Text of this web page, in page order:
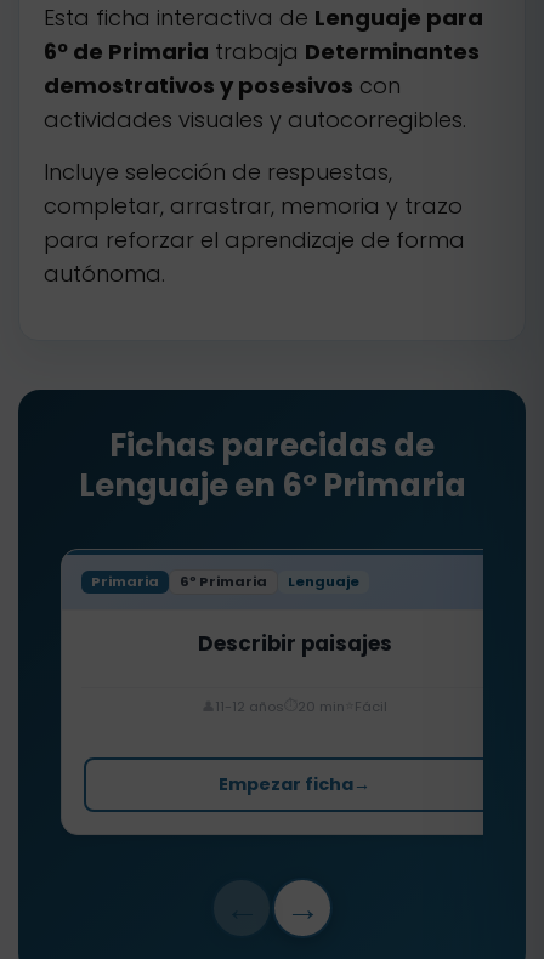
Esta ficha interactiva de Lenguaje para
6º de Primaria trabaja Determinantes
demostrativos y posesivos con
actividades visuales y autocorregibles.
Incluye selección de respuestas,
completar, arrastrar, memoria y trazo
para reforzar el aprendizaje de forma
autónoma.
Fichas parecidas de
Lenguaje en 6º Primaria
Primaria 6º Primaria Lenguaje
Describir paisajes
11-12 años 20 min Fácil
Empezar ficha→
→